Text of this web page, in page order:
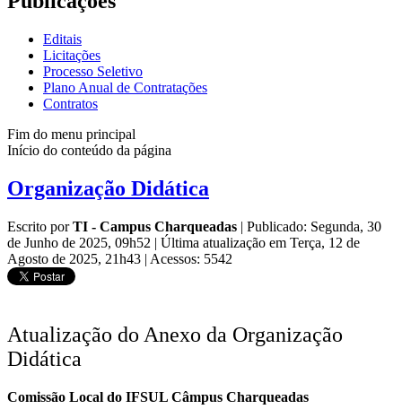
Editais
Licitações
Processo Seletivo
Plano Anual de Contratações
Contratos
Fim do menu principal
Início do conteúdo da página
Organização Didática
Escrito porTI - Campus Charqueadas | Publicado: Segunda, 30
de Junho de 2025, 09h52 | Última atualização em Terça, 12 de
Agosto de 2025, 21h43 | Acessos: 5542
Atualização do Anexo da Organização
Didática
Comissão Local do IFSUL Câmpus Charqueadas